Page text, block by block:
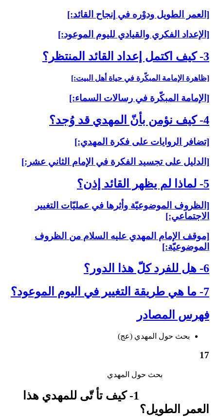
[العمر الطويل ودوْره في إنجاح القائد:]
[الإعداد الفكري والقيادي لليوم الموعود:]
3- كيف اكتمل إعداد القائد المنتظر؟
[ظاهرة الإمامة المبكّرة في حياة أهل البيت:]
[الإمامة المبكّرة في رسالات السماء:]
4- كيف نؤمن بأنّ المهدي قد وُجد؟
[تضافر الروايات على فكرة المهدي:]
[الدليل على تجسيد الفكرة في الإمام الثاني عشر:]
5- لماذا لم يظهر القائد إذن؟
[الظروف الموضوعيّة وأثرها في عمليّات التغيير
الاجتماعي:]
[موقف الإمام المهدي عليه السلام من الظروف
الموضوعيّة:]
6- هل للفرد كلّ هذا الدور؟
7- ما هي طريقة التغيير في اليوم الموعود؟
فهرس المصادر
بحث حول المهدي (عج)
17
بحث حول المهدي‏
1- كيف تأ تّى للمهدي هذا
العمر الطويل؟